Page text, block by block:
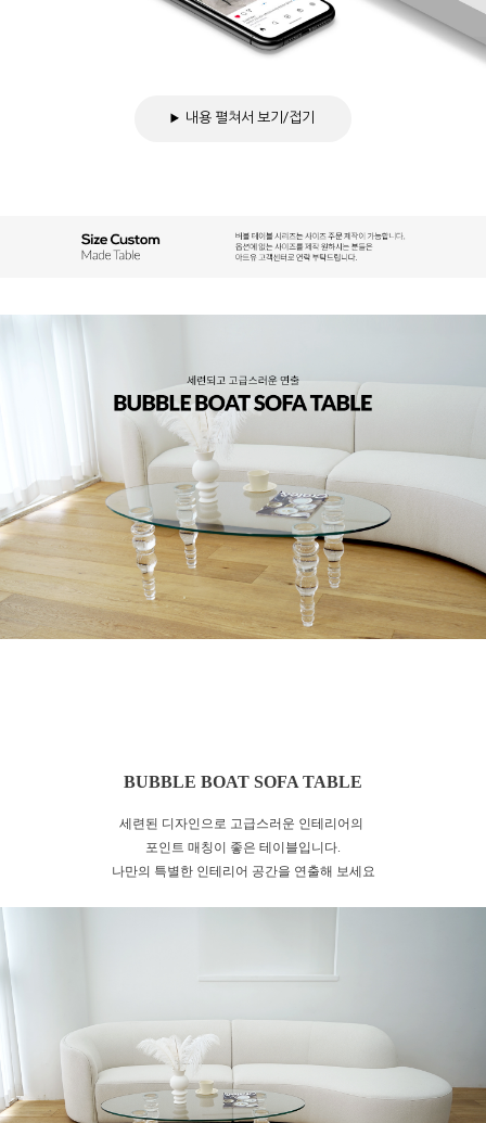
내용 펼쳐서 보기/접기
BUBBLE BOAT SOFA TABLE
세련된 디자인으로 고급스러운 인테리어의
포인트 매칭이 좋은 테이블입니다.
나만의 특별한 인테리어 공간을 연출해 보세요